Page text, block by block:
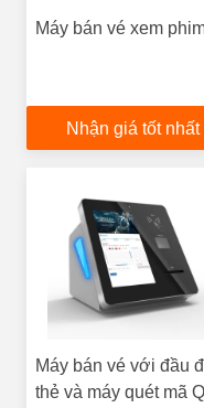
Máy bán vé xem
Nhận giá tốt nhất
Máy bán vé với đầu
thẻ và máy quét mã